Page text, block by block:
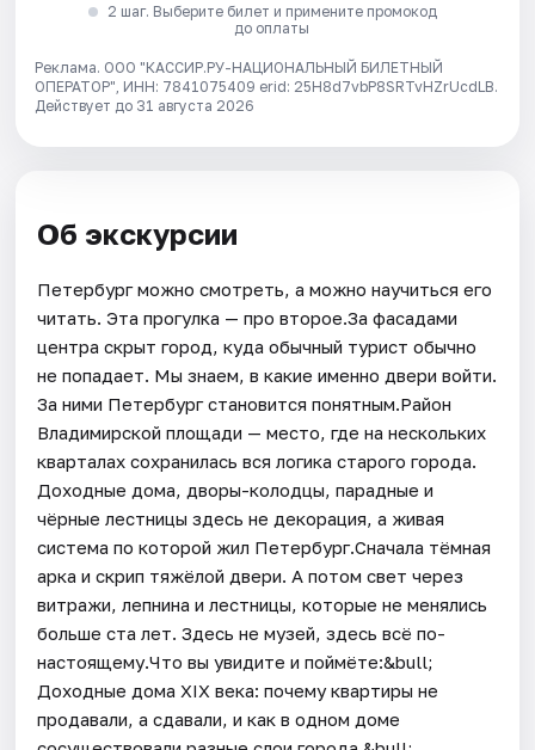
2 шаг. Выберите билет и примените промокод
до оплаты
Реклама. ООО "КАССИР.РУ-НАЦИОНАЛЬНЫЙ БИЛЕТНЫЙ
ОПЕРАТОР", ИНН: 7841075409 erid: 25H8d7vbP8SRTvHZrUcdLB.
Действует до 31 августа 2026
Об экскурсии
Петербург можно смотреть, а можно научиться его
читать. Эта прогулка — про второе.За фасадами
центра скрыт город, куда обычный турист обычно
не попадает. Мы знаем, в какие именно двери войти.
За ними Петербург становится понятным.Район
Владимирской площади — место, где на нескольких
кварталах сохранилась вся логика старого города.
Доходные дома, дворы-колодцы, парадные и
чёрные лестницы здесь не декорация, а живая
система по которой жил Петербург.Сначала тёмная
арка и скрип тяжёлой двери. А потом свет через
витражи, лепнина и лестницы, которые не менялись
больше ста лет. Здесь не музей, здесь всё по-
настоящему.Что вы увидите и поймёте:&bull;
Доходные дома XIX века: почему квартиры не
продавали, а сдавали, и как в одном доме